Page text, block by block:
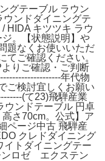
グテーブル ラウン
ウンドダイニングテ
HIDA キツツキ ラウ
。【状態説明】や
題なくお使いいただ
てご確認ください。
りご確認・ご判断
年代物
ご検討宜しくお願い
(て23)飛騨産業
ウンドテーブル 円卓
さ70cm。公式】ア
ページ中古 飛騨産
クレドダイニング
イトダイニングテー
ンロゼ エクステン